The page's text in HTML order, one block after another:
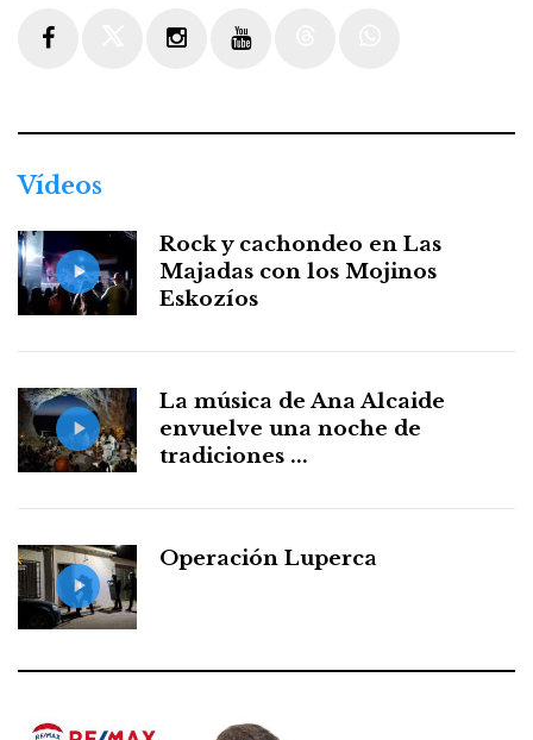
Vídeos
Rock y cachondeo en Las
Majadas con los Mojinos
Eskozíos
La música de Ana Alcaide
envuelve una noche de
tradiciones ...
Operación Luperca